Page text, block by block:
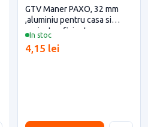
In stoc
GTV Maner PAXO, 32 mm
,aluminiu pentru casa si
proiecte eficiente
4,15 lei